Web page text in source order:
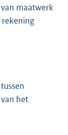
maatwerk
rekening
het